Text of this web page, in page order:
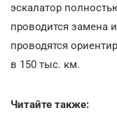
эскалатор
проводится замена
проводятся
в 150 тыс. км.
Читайте также: